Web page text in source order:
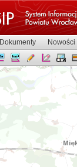
Dokumenty Nowości